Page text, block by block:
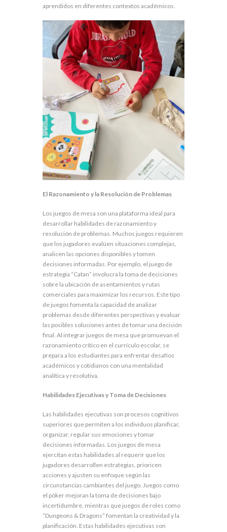
aprendidos en diferentes contextos académicos.
El Razonamiento y la Resolución de Problemas
Los juegos de mesa son una plataforma ideal para
desarrollar habilidades de razonamiento y
resolución de problemas. Muchos juegos requieren
que los jugadores evalúen situaciones complejas,
analicen las opciones disponibles y tomen
decisiones informadas. Por ejemplo, el juego de
estrategia “Catan” involucra la toma de decisiones
sobre la ubicación de asentamientos y rutas
comerciales para maximizar los recursos. Este tipo
de juegos fomenta la capacidad de analizar
problemas desde diferentes perspectivas y evaluar
las posibles soluciones antes de tomar una decisión
final. Al integrar juegos de mesa que promuevan el
razonamiento crítico en el currículo escolar, se
prepara a los estudiantes para enfrentar desafíos
académicos y cotidianos con una mentalidad
analítica y resolutiva.
Habilidades Ejecutivas y Toma de Decisiones
Las habilidades ejecutivas son procesos cognitivos
superiores que permiten a los individuos planificar,
organizar, regular sus emociones y tomar
decisiones informadas. Los juegos de mesa
ejercitan estas habilidades al requerir que los
jugadores desarrollen estrategias, prioricen
acciones y ajusten su enfoque según las
circunstancias cambiantes del juego. Juegos como
el póker mejoran la toma de decisiones bajo
incertidumbre, mientras que juegos de roles como
“Dungeons & Dragons” fomentan la creatividad y la
planificación. Estas habilidades ejecutivas son